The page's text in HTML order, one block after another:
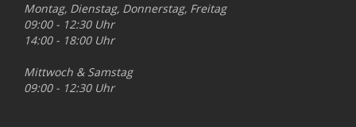
Montag, Dienstag, Donnerstag, Freitag
09:00 - 12:30 Uhr
14:00 - 18:00 Uhr
Mittwoch & Samstag
09:00 - 12:30 Uhr